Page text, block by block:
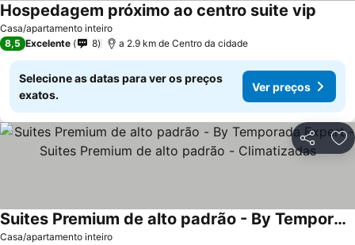
Casa/apartamento inteiro
Hospedagem próximo ao centro suite vip
8,5 Excelente 8 a 2.9 km de Centro da cidade
Selecione as datas para ver os preços
exatos.
Ver preços
Partilhar
Casa/apartamento inteiro
Suites Premium de alto padrão - By Temporada Expert - Suites Premium de alto padrão - Climatizadas